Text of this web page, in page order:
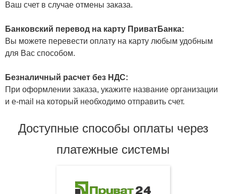
Ваш счет в случае отмены заказа.
Банковский перевод на карту ПриватБанка:
Вы можете перевести оплату на карту любым удобным
для Вас способом.
Безналичный расчет без НДС:
При оформлении заказа, укажите название организации
и e-mail на который необходимо отправить счет.
Доступные способы оплаты через
платежные системы